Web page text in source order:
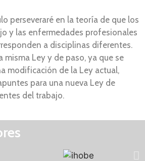
perseveraré en la teoría de que los
y las enfermedades profesionales
a disciplinas diferentes.
misma Ley y de paso, ya que se
modificación de la Ley actual,
para una nueva Ley de
del trabajo.